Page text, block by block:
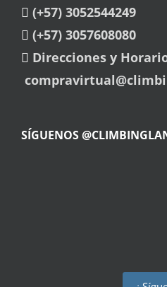
(+57) 3052544249
(+57) 3057608080
Direcciones y
SÍGUENOS